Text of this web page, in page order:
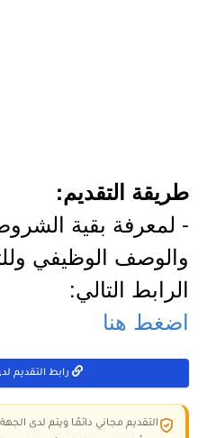
طريقة التقديم:
- لمعرفة بقية
والوصف الوظيفي
الرابط التالي:
اضغط هنا
رابط التقديم
التقديم مجاني دائمًا ويتم لدى